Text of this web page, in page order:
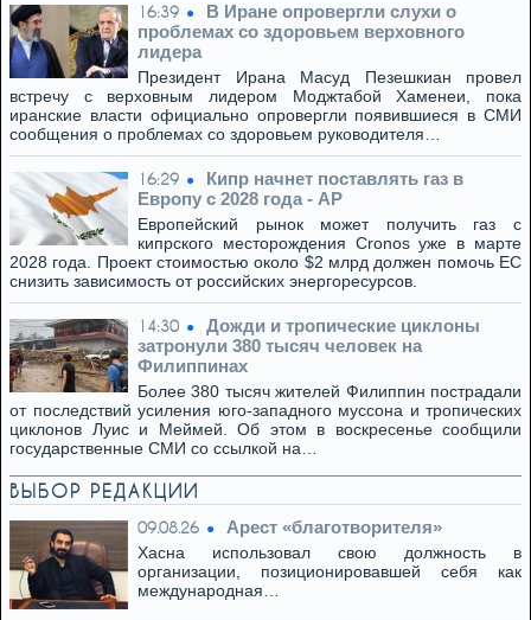
16:39
В Иране опровергли слухи о
проблемах со здоровьем верховного
лидера
Президент Ирана Масуд Пезешкиан провел
встречу с верховным лидером Моджтабой Хаменеи, пока
иранские власти официально опровергли появившиеся в СМИ
сообщения о проблемах со здоровьем руководителя…
16:29
Кипр начнет поставлять газ в
Европу с 2028 года - AP
Европейский рынок может получить газ с
кипрского месторождения Cronos уже в марте
2028 года. Проект стоимостью около $2 млрд должен помочь ЕС
снизить зависимость от российских энергоресурсов.
14:30
Дожди и тропические циклоны
затронули 380 тысяч человек на
Филиппинах
Более 380 тысяч жителей Филиппин пострадали
от последствий усиления юго-западного муссона и тропических
циклонов Луис и Меймей. Об этом в воскресенье сообщили
государственные СМИ со ссылкой на…
ВЫБОР РЕДАКЦИИ
09.08.26 Арест «благотворителя»
Хасна использовал свою должность в
организации, позиционировавшей себя как
международная…